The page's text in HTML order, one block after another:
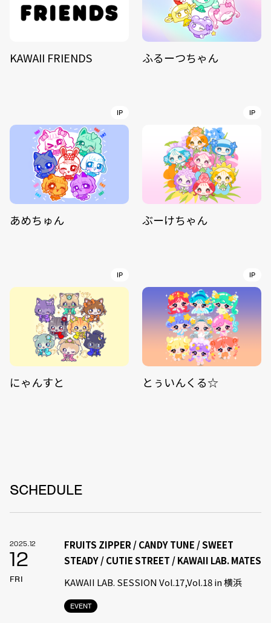
KAWAII FRIENDS ふるーつちゃん
IP
あめちゅん
IP
ぶーけちゃん
IP
にゃんすと
IP
とぅいんくる☆
SCHEDULE
2025.12
12
FRI
EVENT
FRUITS ZIPPER / CANDY TUNE / SWEET
STEADY / CUTIE STREET / KAWAII LAB. MATES
KAWAII LAB. SESSION Vol.17,Vol.18 in 横浜